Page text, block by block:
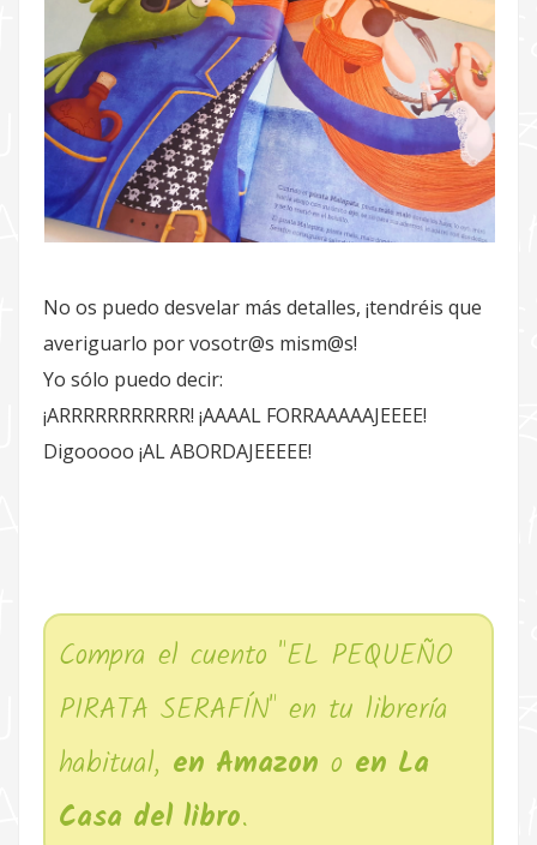
No os puedo desvelar más detalles, ¡tendréis que
averiguarlo por vosotr@s mism@s!
Yo sólo puedo decir:
¡ARRRRRRRRRRR! ¡AAAAL FORRAAAAAJEEEE!
Digooooo ¡AL ABORDAJEEEEE!
Compra el cuento "EL PEQUEÑO
PIRATA SERAFÍN" en tu librería
habitual, en Amazon o en La
Casa del libro.